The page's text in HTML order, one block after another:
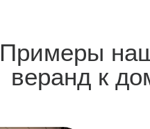
Примеры
веранд к